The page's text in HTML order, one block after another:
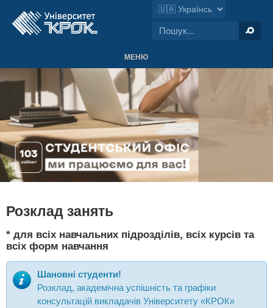
МЕНЮ
Розклад занять
* для всіх навчальних підрозділів, всіх курсів та
всіх форм навчання
Шановні студенти!
Розклад, академічна успішність та графіки
консультацій викладачів Університету «КРОК»